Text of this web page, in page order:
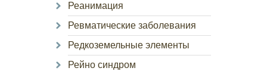
Реанимация
Ревматические заболевания
Редкоземельные элементы
Рейно синдром